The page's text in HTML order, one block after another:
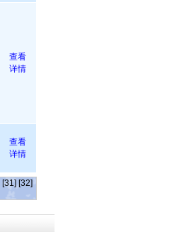
查看
详情
查看
详情
[31] [32]